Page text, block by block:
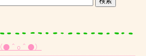
●＾o＾●）